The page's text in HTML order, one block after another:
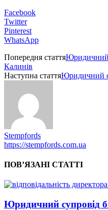
Facebook
Twitter
Pinterest
WhatsApp
Попередня статтяЮридичний
Калинів
Наступна статтяЮридичний
Stempfords
https://stempfords.com.ua
ПОВ’ЯЗАНІ СТАТТІ
Юридичний супровід